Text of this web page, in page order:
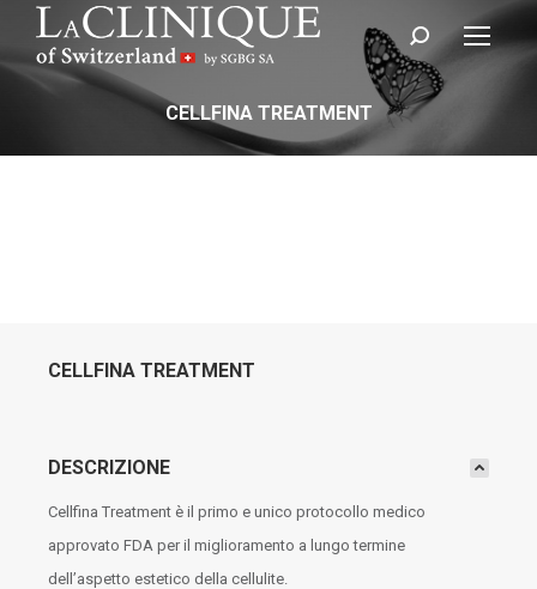
Cerca:
CELLFINA TREATMENT
CELLFINA TREATMENT
DESCRIZIONE
Cellfina Treatment è il primo e unico protocollo medico
approvato FDA per il miglioramento a lungo termine
dell’aspetto estetico della cellulite.